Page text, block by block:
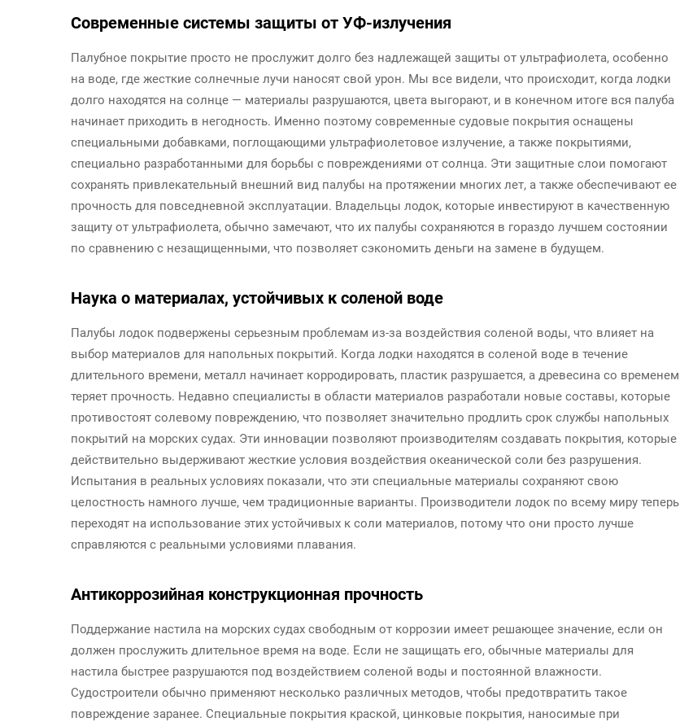
Современные системы защиты от УФ-излучения
Палубное покрытие просто не прослужит долго без надлежащей защиты от ультрафиолета, особенно
на воде, где жесткие солнечные лучи наносят свой урон. Мы все видели, что происходит, когда лодки
долго находятся на солнце — материалы разрушаются, цвета выгорают, и в конечном итоге вся палуба
начинает приходить в негодность. Именно поэтому современные судовые покрытия оснащены
специальными добавками, поглощающими ультрафиолетовое излучение, а также покрытиями,
специально разработанными для борьбы с повреждениями от солнца. Эти защитные слои помогают
сохранять привлекательный внешний вид палубы на протяжении многих лет, а также обеспечивают ее
прочность для повседневной эксплуатации. Владельцы лодок, которые инвестируют в качественную
защиту от ультрафиолета, обычно замечают, что их палубы сохраняются в гораздо лучшем состоянии
по сравнению с незащищенными, что позволяет сэкономить деньги на замене в будущем.
Наука о материалах, устойчивых к соленой воде
Палубы лодок подвержены серьезным проблемам из-за воздействия соленой воды, что влияет на
выбор материалов для напольных покрытий. Когда лодки находятся в соленой воде в течение
длительного времени, металл начинает корродировать, пластик разрушается, а древесина со временем
теряет прочность. Недавно специалисты в области материалов разработали новые составы, которые
противостоят солевому повреждению, что позволяет значительно продлить срок службы напольных
покрытий на морских судах. Эти инновации позволяют производителям создавать покрытия, которые
действительно выдерживают жесткие условия воздействия океанической соли без разрушения.
Испытания в реальных условиях показали, что эти специальные материалы сохраняют свою
целостность намного лучше, чем традиционные варианты. Производители лодок по всему миру теперь
переходят на использование этих устойчивых к соли материалов, потому что они просто лучше
справляются с реальными условиями плавания.
Антикоррозийная конструкционная прочность
Поддержание настила на морских судах свободным от коррозии имеет решающее значение, если он
должен прослужить длительное время на воде. Если не защищать его, обычные материалы для
настила быстрее разрушаются под воздействием соленой воды и постоянной влажности.
Судостроители обычно применяют несколько различных методов, чтобы предотвратить такое
повреждение заранее. Специальные покрытия краской, цинковые покрытия, наносимые при